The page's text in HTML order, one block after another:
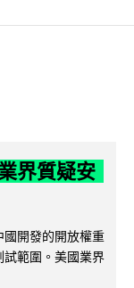
界質疑安
開發的開放權重
範圍。美國業界